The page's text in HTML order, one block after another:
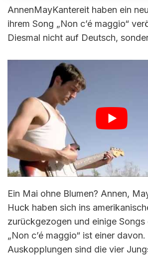
AnnenMayKantereit haben ein
ihrem Song „Non c’é maggio“
Diesmal nicht auf Deutsch,
Ein Mai ohne Blumen? Annen,
Huck haben sich ins
zurückgezogen und einige Songs
„Non c’é maggio“ ist einer
Auskopplungen sind die vier